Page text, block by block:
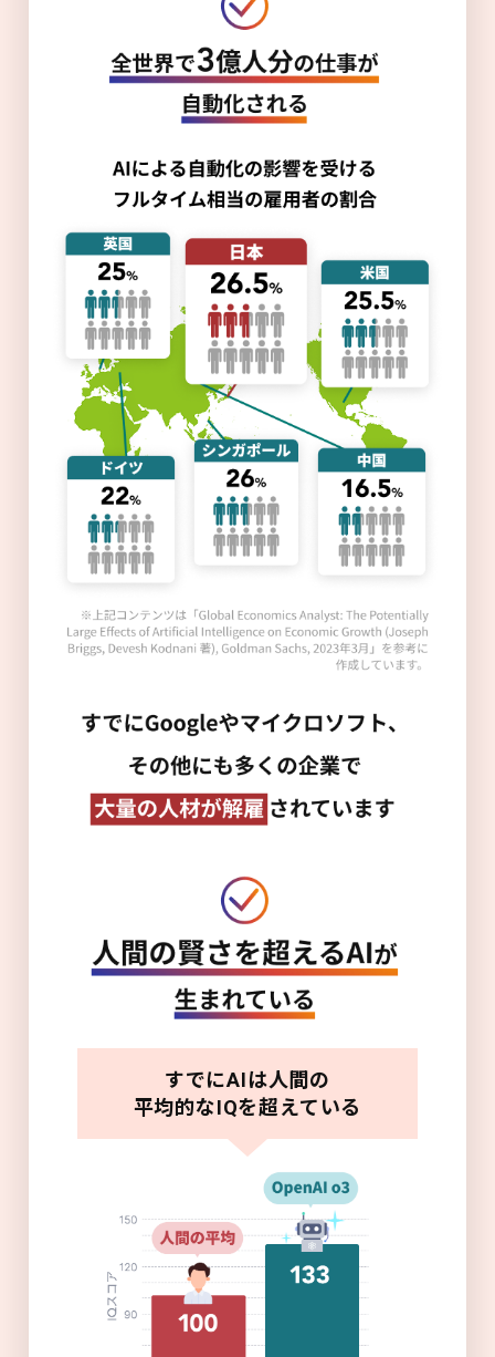
すでにAIは人間の
平均的なIQを超えている